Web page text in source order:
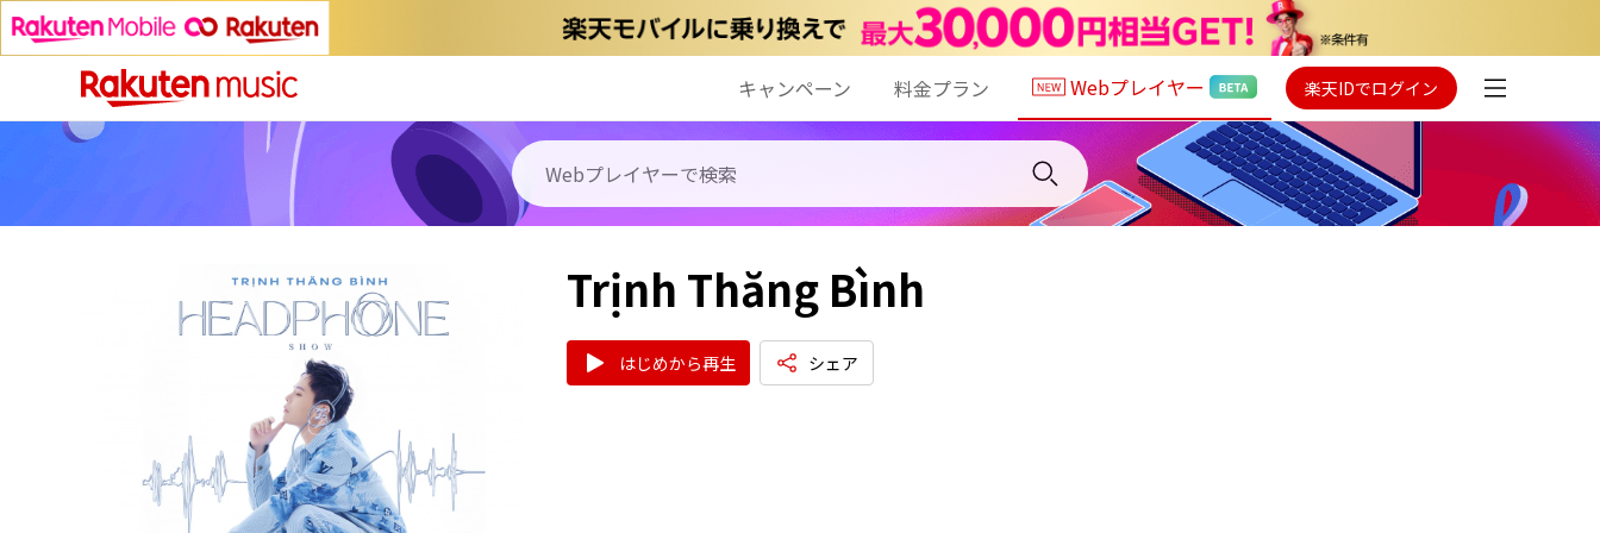
キャンペーン 料金プラン Webプレイヤー 楽天IDでログイン
Trịnh Thăng Bình
はじめから再生 シェア